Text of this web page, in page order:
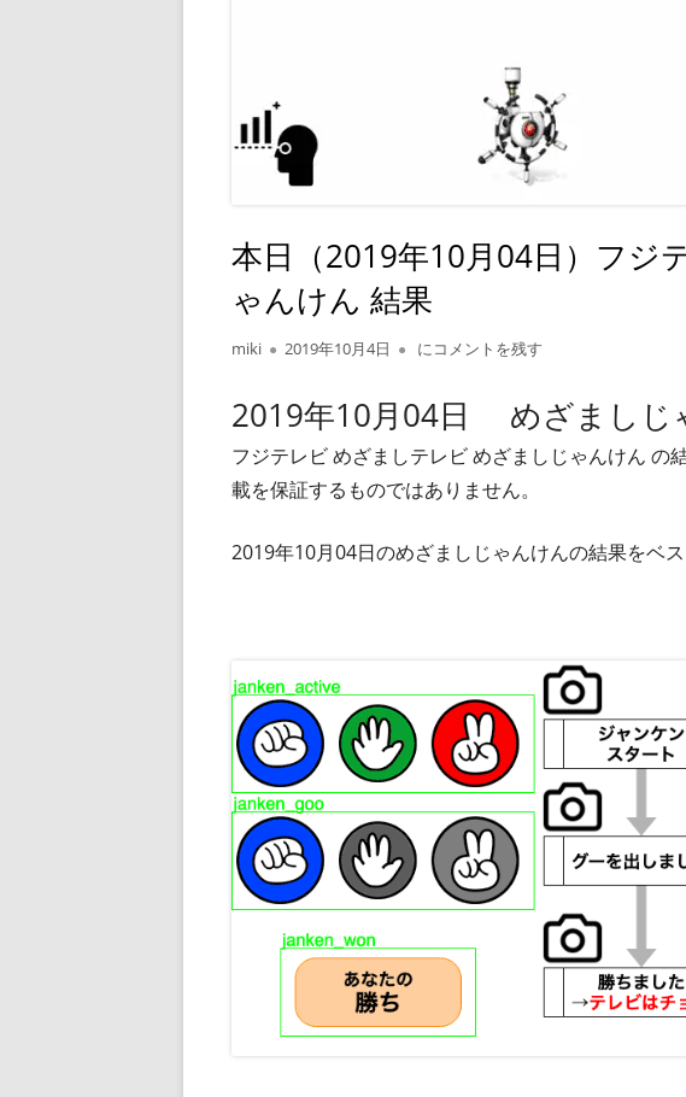
本日（2019年10月04日）フジ
ゃんけん 結果
作
者
miki
公
日
2019年10月4日 本日（2019年10月04日）フジテレビ
にコメントを残す
2019年10月04日 めざましじ
フジテレビ めざましテレビ めざましじゃんけん の
載を保証するものではありません。
2019年10月04日のめざましじゃんけんの結果をベ